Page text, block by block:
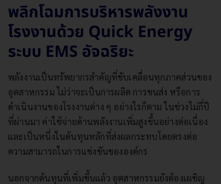
พลิกโฉมการบริหารพลังงาน
โรงงานด้วย Quick Energy
ระบบ EMS อัจฉริยะ
พลังงานเป็นทรัพยากรสำคัญที่ขับเคลื่อนทุกภาคส่วนของ
อุตสาหกรรม ไม่ว่าจะเป็นการผลิต การขนส่ง หรือการ
ดำเนินงานของโรงงานต่าง ๆ อย่างไรก็ตาม ในช่วงไม่กี่ปี
ที่ผ่านมา ค่าใช้จ่ายด้านพลังงานเพิ่มสูงขึ้นอย่างต่อเนื่อง
และเป็นหนึ่งในต้นทุนหลักที่ส่งผลกระทบโดยตรงต่อ
ความสามารถในการแข่งขันขององค์กร
นอกจากต้นทุนที่เพิ่มขึ้นแล้ว อุตสาหกรรมยังต้องเผชิญ